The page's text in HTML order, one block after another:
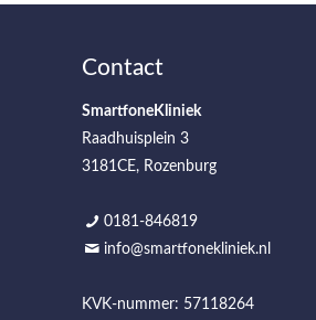
Contact
SmartfoneKliniek
Raadhuisplein 3
3181CE, Rozenburg
0181-846819
info@smartfonekliniek.nl
KVK-nummer: 57118264